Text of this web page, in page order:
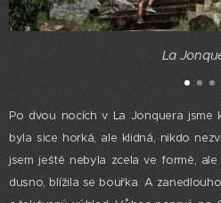
La
Po dvou nocích v La Jonquera jsme
byla sice horká, ale klidná, nikdo
jsem ještě nebyla zcela ve formě,
dusno, blížila se bouřka. A